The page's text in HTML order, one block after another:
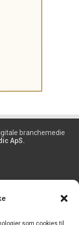
som cookies til
branchemedie
ApS.